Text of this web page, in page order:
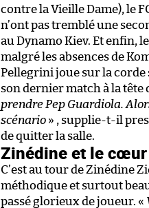
contre la Vieille Dame), le
n’ont pas tremblé une
au Dynamo Kiev. Et enfin,
malgré les absences de
Pellegrini joue sur la corde
son dernier match à la tête
prendre Pep Guardiola.
scénario » , supplie-t-il
de quitter la salle.
Zinédine et le cœur
C’est au tour de Zinédine
méthodique et surtout
passé glorieux de joueur. «